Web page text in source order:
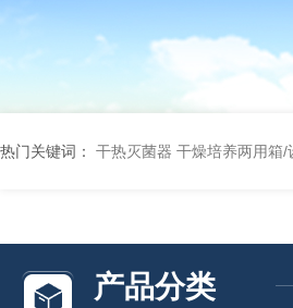
热门关键词： 干热灭菌器 干燥培养两用箱/
产品分类